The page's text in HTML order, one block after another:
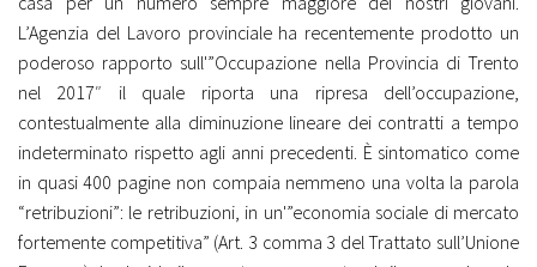
L’Agenzia del Lavoro provinciale ha recentemente prodotto un
poderoso rapporto sull'”Occupazione nella Provincia di Trento
nel 2017″ il quale riporta una ripresa dell’occupazione,
contestualmente alla diminuzione lineare dei contratti a tempo
indeterminato rispetto agli anni precedenti. È sintomatico come
in quasi 400 pagine non compaia nemmeno una volta la parola
“retribuzioni”: le retribuzioni, in un'”economia sociale di mercato
fortemente competitiva” (Art. 3 comma 3 del Trattato sull’Unione